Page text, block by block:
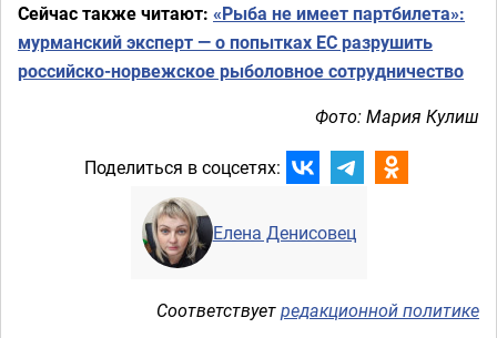
Сейчас также читают: «Рыба не имеет партбилета»:
мурманский эксперт — о попытках ЕС разрушить
российско-норвежское рыболовное сотрудничество
Фото: Мария Кулиш
Поделиться в соцсетях:
Елена Денисовец
Соответствуетредакционной политике